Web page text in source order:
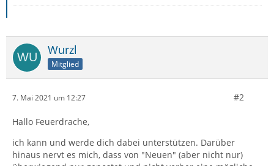
Wurzl
Mitglied
7. Mai 2021 um 12:27 #2
Hallo Feuerdrache,
ich kann und werde dich dabei unterstützen. Darüber
hinaus nervt es mich, dass von "Neuen" (aber nicht nur)